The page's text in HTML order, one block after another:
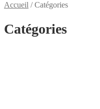
Accueil /Catégories
Catégories